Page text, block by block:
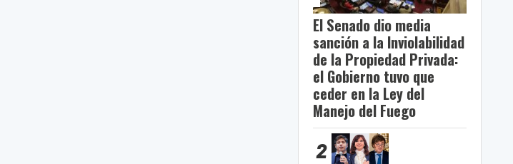
El Senado dio media
sanción a la Inviolabilidad
de la Propiedad Privada:
el Gobierno tuvo que
ceder en la Ley del
Manejo del Fuego
2